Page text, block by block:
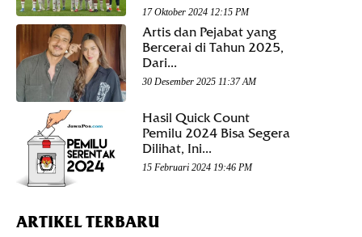
17 Oktober 2024 12:15 PM
Artis dan Pejabat yang
Bercerai di Tahun 2025,
Dari...
30 Desember 2025 11:37 AM
Hasil Quick Count
Pemilu 2024 Bisa Segera
Dilihat, Ini...
15 Februari 2024 19:46 PM
ARTIKEL TERBARU